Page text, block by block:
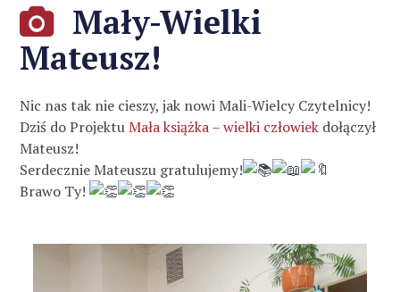
Mały-Wielki
Mateusz!
Nic nas tak nie cieszy, jak nowi Mali-Wielcy Czytelnicy!
Dziś do ProjektuMała książka – wielki człowiek dołączył
Mateusz!
Serdecznie Mateuszu gratulujemy!
Brawo Ty!